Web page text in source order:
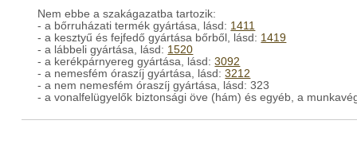
Nem ebbe a szakágazatba tartozik:
- a bőrruházati termék gyártása, lásd: 1411
- a kesztyű és fejfedő gyártása bőrből, lásd: 1419
- a lábbeli gyártása, lásd: 1520
- a kerékpárnyereg gyártása, lásd:3092
- a nemesfém óraszíj gyártása, lásd:3212
- a nem nemesfém óraszíj gyártása, lásd: 323
- a vonalfelügyelők biztonsági öve (hám) és egyéb, a